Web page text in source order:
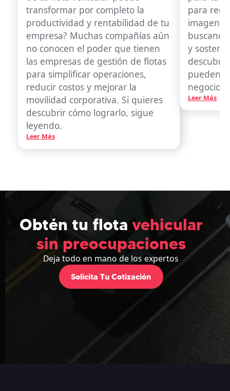
transformar por completo la
productividad y rentabilidad de tu
empresa? Muchas compañías aún
no conocen el poder que tienen
las empresas de gestión de flotas
para simplificar operaciones,
reducir costos y mejorar la
movilidad corporativa. Si quieres
descubrir cómo lograrlo, sigue
leyendo.
Leer Más
para
imagen
y
descubrir
pueden
negocio.
Leer Más
Obtén tu flota vehicular
sin preocupaciones
Deja todo en mano de los expertos
Solicita Tu Cotización